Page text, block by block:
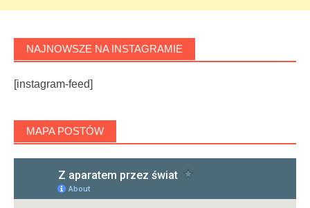
NAJNOWSZE NA INSTAGRAMIE
[instagram-feed]
MAPA POSTÓW